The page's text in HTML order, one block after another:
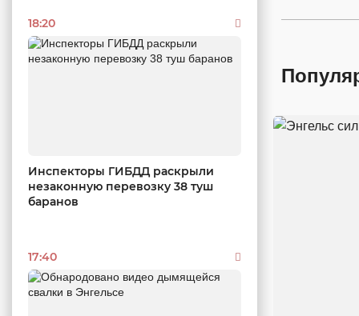
18:20
Инспекторы ГИБДД раскрыли
незаконную перевозку 38 туш
баранов
17:40